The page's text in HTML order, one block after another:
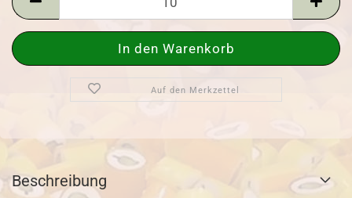
Auf den Merkzettel
Beschreibung